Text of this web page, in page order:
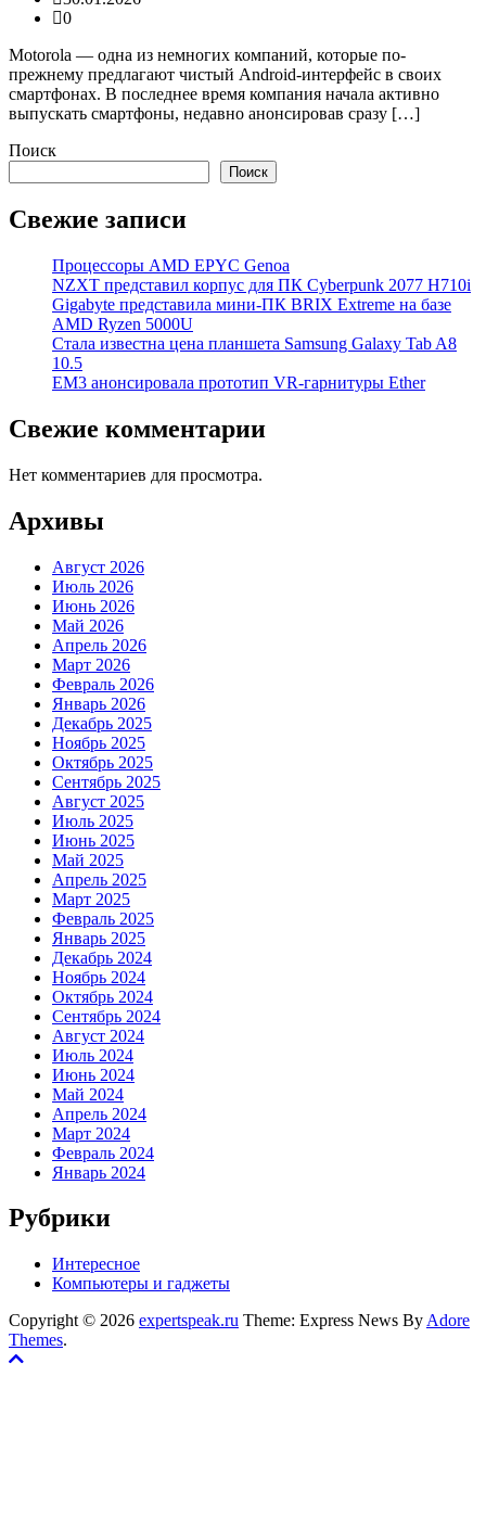
0
Motorola — одна из немногих компаний, которые по-
прежнему предлагают чистый Android-интерфейс в своих
смартфонах. В последнее время компания начала активно
выпускать смартфоны, недавно анонсировав сразу […]
Поиск
Поиск
Свежие записи
Процессоры AMD EPYC Genoa
NZXT представил корпус для ПК Cyberpunk 2077 H710i
Gigabyte представила мини-ПК BRIX Extreme на базе
AMD Ryzen 5000U
Стала известна цена планшета Samsung Galaxy Tab A8
10.5
EM3 анонсировала прототип VR-гарнитуры Ether
Свежие комментарии
Нет комментариев для просмотра.
Архивы
Август 2026
Июль 2026
Июнь 2026
Май 2026
Апрель 2026
Март 2026
Февраль 2026
Январь 2026
Декабрь 2025
Ноябрь 2025
Октябрь 2025
Сентябрь 2025
Август 2025
Июль 2025
Июнь 2025
Май 2025
Апрель 2025
Март 2025
Февраль 2025
Январь 2025
Декабрь 2024
Ноябрь 2024
Октябрь 2024
Сентябрь 2024
Август 2024
Июль 2024
Июнь 2024
Май 2024
Апрель 2024
Март 2024
Февраль 2024
Январь 2024
Рубрики
Интересное
Компьютеры и гаджеты
Copyright © 2026 expertspeak.ru Theme: Express News By Adore
Themes.